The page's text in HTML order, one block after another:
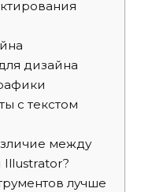
дизайна
с текстом
между
Illustrator?
лучше